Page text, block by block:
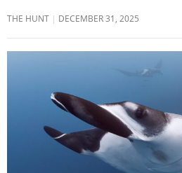
THE HUNT DECEMBER 31, 2025